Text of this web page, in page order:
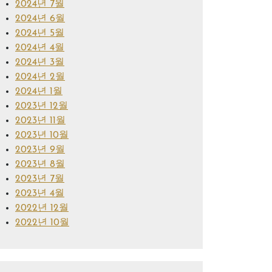
2024년 7월
2024년 6월
2024년 5월
2024년 4월
2024년 3월
2024년 2월
2024년 1월
2023년 12월
2023년 11월
2023년 10월
2023년 9월
2023년 8월
2023년 7월
2023년 4월
2022년 12월
2022년 10월